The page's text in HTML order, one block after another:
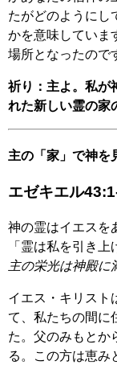
たがどのようにし
かを意味していま
場所となったので
祈り：主よ。私が
れた新しい霊の家
主の「家」で神を
エゼキエル
神の霊はイエスを
「霊は私を引き
主の栄光は神殿に
イエス・キリスト
て、私たちの間に
た。父のみもとか
る。この方は恵み